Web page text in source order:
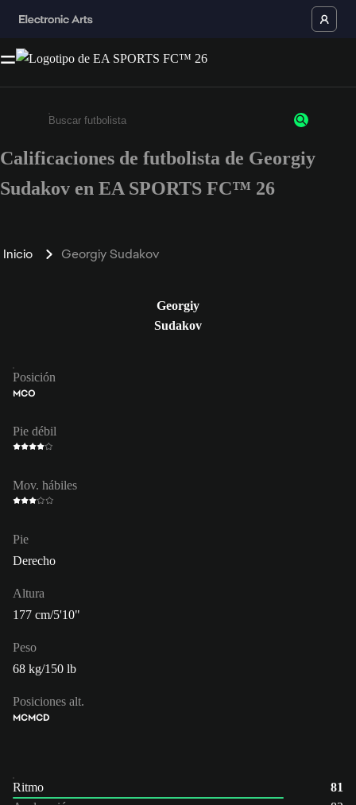
Ingresa un mínimo de 3 caracteres o números
Calificaciones de futbolista de Georgiy
Sudakov en EA SPORTS FC™ 26
Inicio Georgiy Sudakov
Georgiy
Sudakov
Posición
MCO
Pie débil
Mov. hábiles
Pie
Derecho
Altura
177 cm/5'10"
Peso
68 kg/150 lb
Posiciones alt.
MCMCD
Ritmo
81